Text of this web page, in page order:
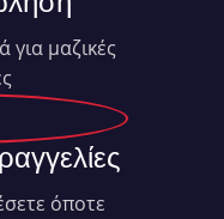
μαζικές
όποτε